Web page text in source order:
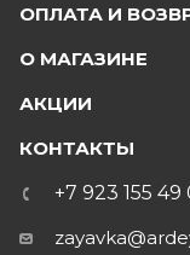
ОПЛАТА И
О МАГАЗИНЕ
АКЦИИ
КОНТАКТЫ
+7 923 155 49